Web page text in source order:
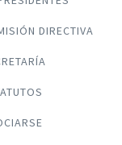
DIRECTIVA